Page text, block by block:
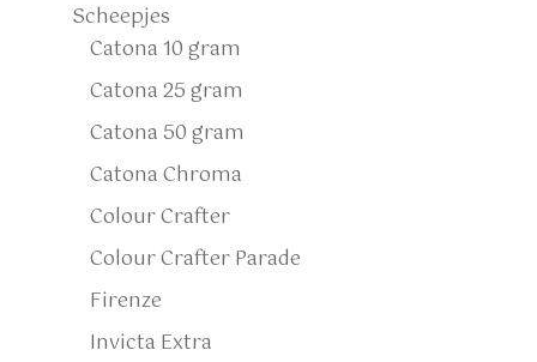
Scheepjes
Catona 10 gram
Catona 25 gram
Catona 50 gram
Catona Chroma
Colour Crafter
Colour Crafter Parade
Firenze
Invicta Extra